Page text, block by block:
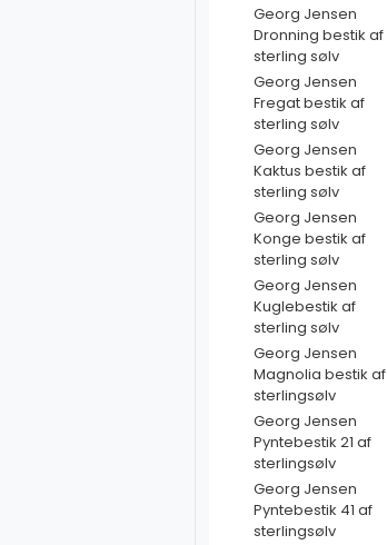
Georg Jensen
Dronning bestik af
sterling sølv
Georg Jensen
Fregat bestik af
sterling sølv
Georg Jensen
Kaktus bestik af
sterling sølv
Georg Jensen
Konge bestik af
sterling sølv
Georg Jensen
Kuglebestik af
sterling sølv
Georg Jensen
Magnolia bestik af
sterlingsølv
Georg Jensen
Pyntebestik 21 af
sterlingsølv
Georg Jensen
Pyntebestik 41 af
sterlingsølv